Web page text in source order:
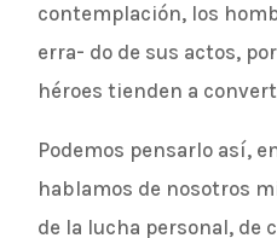
contemplación, los
erra- do de sus actos,
héroes tienden a
Podemos pensarlo así,
hablamos de nosotros
de la lucha personal, de